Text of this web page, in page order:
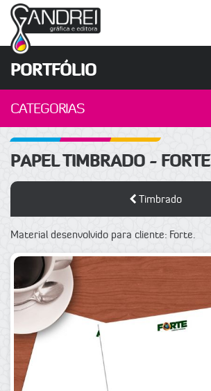
PORTFÓLIO
CATEGORIAS
PAPEL TIMBRADO - FORTE
Timbrado
Material desenvolvido para cliente: Forte.